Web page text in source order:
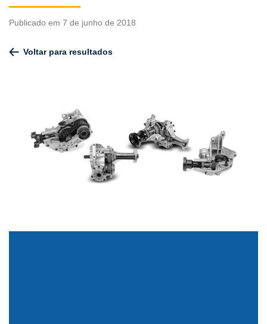
Publicado em 7 de junho de 2018
Voltar para resultados